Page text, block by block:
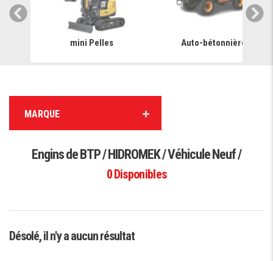
mini Pelles Auto-bétonnière
MARQUE
Engins de BTP / HIDROMEK / Véhicule Neuf /
0Disponibles
Désolé, il n'y a aucun résultat